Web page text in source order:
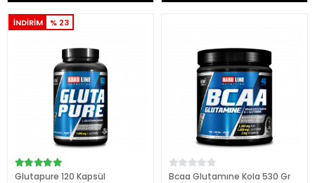
İNDİRİM % 23
Glutapure 120 Kapsül Bcaa Glutamıne Kola 530 Gr